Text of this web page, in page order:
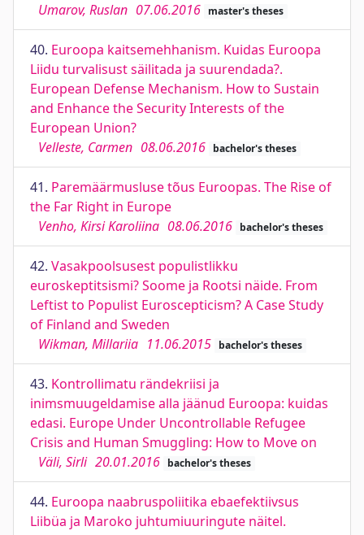
Umarov, Ruslan 07.06.2016 master's theses
40. Euroopa kaitsemehhanism. Kuidas Euroopa
Liidu turvalisust säilitada ja suurendada?.
European Defense Mechanism. How to Sustain
and Enhance the Security Interests of the
European Union?
Velleste, Carmen 08.06.2016 bachelor's theses
41. Paremäärmusluse tõus Euroopas. The Rise of
the Far Right in Europe
Venho, Kirsi Karoliina 08.06.2016 bachelor's theses
42. Vasakpoolsusest populistlikku
euroskeptitsismi? Soome ja Rootsi näide. From
Leftist to Populist Euroscepticism? A Case Study
of Finland and Sweden
Wikman, Millariia 11.06.2015 bachelor's theses
43. Kontrollimatu rändekriisi ja
inimsmuugeldamise alla jäänud Euroopa: kuidas
edasi. Europe Under Uncontrollable Refugee
Crisis and Human Smuggling: How to Move on
Väli, Sirli 20.01.2016 bachelor's theses
44. Euroopa naabruspoliitika ebaefektiivsus
Liibüa ja Maroko juhtumiuuringute näitel.